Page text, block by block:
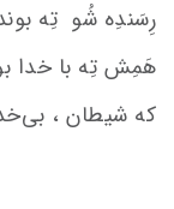
رِسَندِه شُو تِه
هَمِش تِه با خدا
كه شیطان ،